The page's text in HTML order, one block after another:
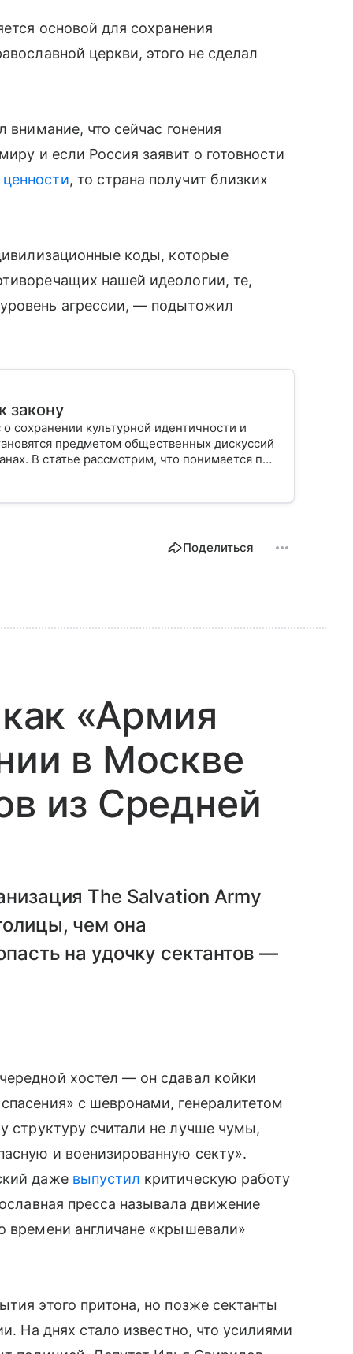
основой для сохранения
церкви, этого не сделал
что сейчас гонения
и если Россия заявит о готовности
, то страна получит близких
коды, которые
нашей идеологии, те,
агрессии, — подытожил
закону
культурной идентичности и
предметом общественных дискуссий
В статье рассмотрим, что понимается под
Поделиться
«Армия
в Москве
из Средней
The Salvation Army
чем она
на удочку сектантов —
хостел — он сдавал койки
с шевронами, генералитетом
структуру считали не лучше чумы,
и военизированную секту».
даже выпустил критическую работу
пресса называла движение
времени англичане «крышевали»
этого притона, но позже сектанты
На днях стало известно, что усилиями